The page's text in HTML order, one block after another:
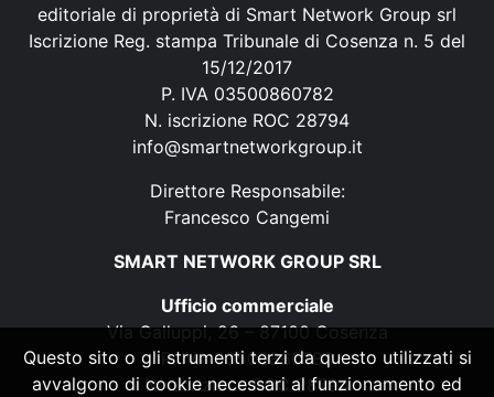
editoriale di proprietà di Smart Network Group srl
Iscrizione Reg. stampa Tribunale di Cosenza n. 5 del
15/12/2017
P. IVA 03500860782
N. iscrizione ROC 28794
info@smartnetworkgroup.it
Direttore Responsabile:
Francesco Cangemi
SMART NETWORK GROUP SRL
Ufficio commerciale
Via Galluppi, 26 – 87100 Cosenza
P. IVA 03500860782
N. iscrizione ROC 28794
Questo sito o gli strumenti terzi da questo utilizzati si
avvalgono di cookie necessari al funzionamento ed